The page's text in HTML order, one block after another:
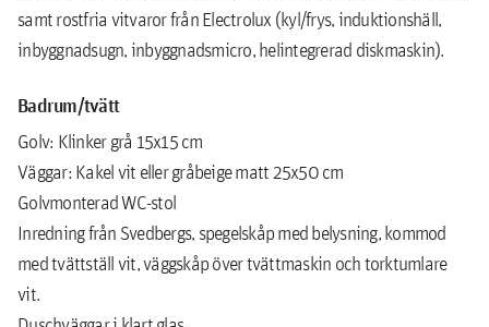
samt rostfria vitvaror från Electrolux (kyl/frys, induktionshäll,
inbyggnadsugn, inbyggnadsmicro, helintegrerad diskmaskin).
Badrum/tvätt
Golv: Klinker grå 15x15 cm
Väggar: Kakel vit eller gråbeige matt 25x50 cm
Golvmonterad WC-stol
Inredning från Svedbergs, spegelskåp med belysning, kommod
med tvättställ vit, väggskåp över tvättmaskin och torktumlare
vit.